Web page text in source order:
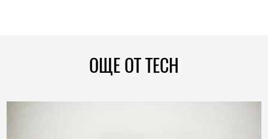
ОЩЕ ОТ TECH